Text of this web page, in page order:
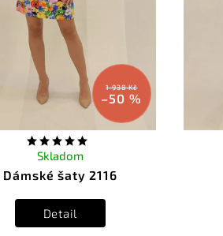
1 938 Kč
–50 %
Dámské šaty 2116
Skladom
Detail